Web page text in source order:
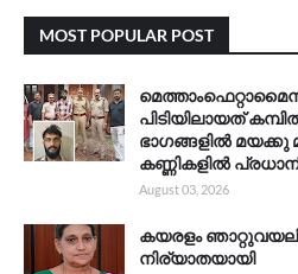
MOST POPULAR POST
പിടിയിലായത്
ഭാഗങ്ങളിൽ മയക്കു
കണ്ണികളിൽ
August 03, 2026
കയരളം
നിര്യാതയായി